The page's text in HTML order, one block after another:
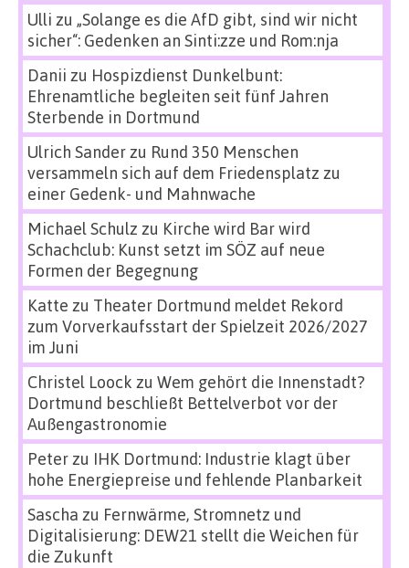
Ulli zu „Solange es die AfD gibt, sind wir nicht
sicher“: Gedenken an Sinti:zze und Rom:nja
Danii zu Hospizdienst Dunkelbunt:
Ehrenamtliche begleiten seit fünf Jahren
Sterbende in Dortmund
Ulrich Sanderzu Rund 350 Menschen
versammeln sich auf dem Friedensplatz zu
einer Gedenk- und Mahnwache
Michael Schulz zu Kirche wird Bar wird
Schachclub: Kunst setzt im SÖZ auf neue
Formen der Begegnung
Katte zu Theater Dortmund meldet Rekord
zum Vorverkaufsstart der Spielzeit 2026/2027
im Juni
Christel Loock zu Wem gehört die Innenstadt?
Dortmund beschließt Bettelverbot vor der
Außengastronomie
Peterzu IHK Dortmund: Industrie klagt über
hohe Energiepreise und fehlende Planbarkeit
Sascha zu Fernwärme, Stromnetz und
Digitalisierung: DEW21 stellt die Weichen für
die Zukunft